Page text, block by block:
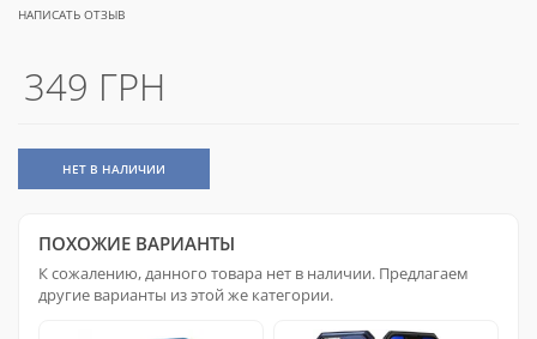
НАПИСАТЬ ОТЗЫВ
349 ГРН
НЕТ В НАЛИЧИИ
ПОХОЖИЕ ВАРИАНТЫ
К сожалению, данного товара нет в наличии. Предлагаем
другие варианты из этой же категории.